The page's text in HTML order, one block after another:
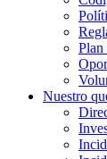
Plan
Nuestro